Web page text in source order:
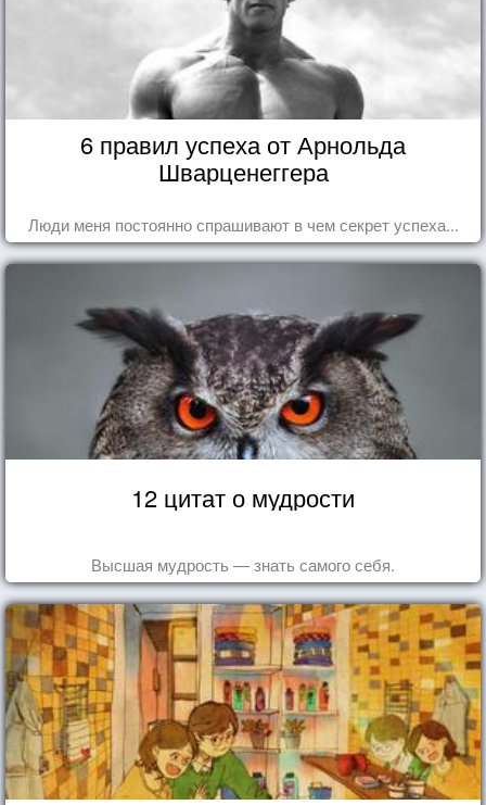
6 правил успеха от Арнольда
Шварценеггера
Люди меня постоянно спрашивают в чем секрет успеха...
12 цитат о мудрости
Высшая мудрость — знать самого себя.